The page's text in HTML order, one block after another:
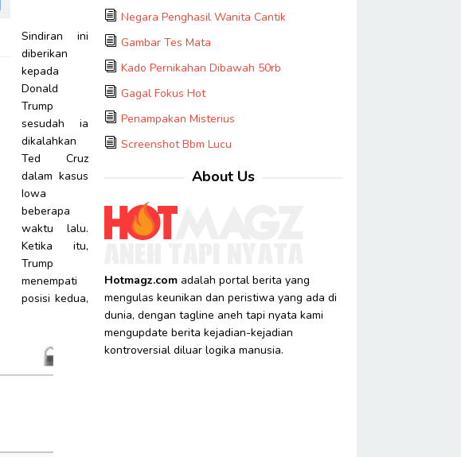
Sindiran ini
diberikan
kepada
Donald
Trump
sesudah ia
dikalahkan
Ted Cruz
dalam kasus
Iowa
beberapa
waktu lalu.
Ketika itu,
Trump
menempati
posisi kedua,
Negara Penghasil Wanita Cantik
Gambar Tes Mata
Kado Pernikahan Dibawah 50rb
Gagal Fokus Hot
Penampakan Misterius
Screenshot Bbm Lucu
About Us
Hotmagz.comadalah portal berita yang
mengulas keunikan dan peristiwa yang ada di
dunia, dengan tagline aneh tapi nyata kami
mengupdate berita kejadian-kejadian
kontroversial diluar logika manusia.